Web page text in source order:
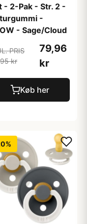
- 2-Pak - Str. 2 -
-
- Sage/Cloud
PRIS
kr
79,96
kr
Køb her